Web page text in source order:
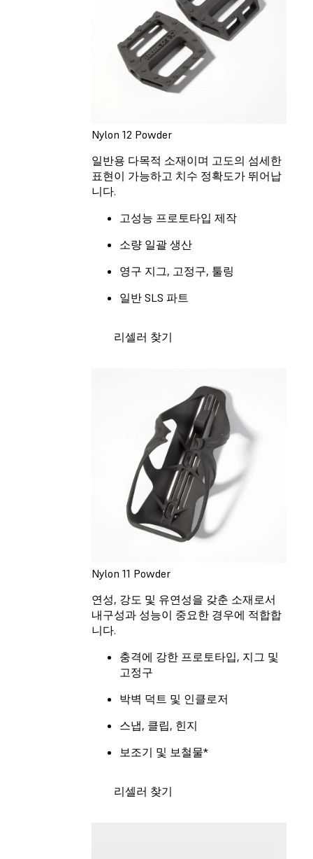
Nylon 12 Powder
일반용 다목적 소재이며 고도의 섬세한
표현이 가능하고 치수 정확도가 뛰어납
니다.
고성능 프로토타입 제작
소량 일괄 생산
영구 지그, 고정구, 툴링
일반 SLS 파트
리셀러 찾기
Nylon 11 Powder
연성, 강도 및 유연성을 갖춘 소재로서
내구성과 성능이 중요한 경우에 적합합
니다.
충격에 강한 프로토타입, 지그 및
고정구
박벽 덕트 및 인클로저
스냅, 클립, 힌지
보조기 및 보철물*
리셀러 찾기